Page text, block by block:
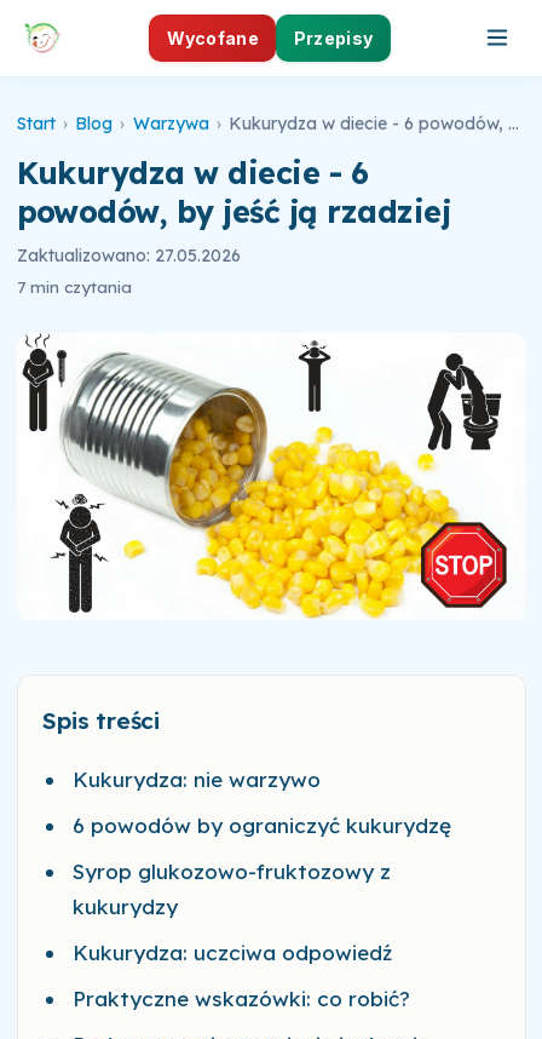
Wycofane Przepisy
Start › Blog › Warzywa › Kukurydza w diecie - 6 powodów, by jeść ją rzadziej
Kukurydza w diecie - 6
powodów, by jeść ją rzadziej
Zaktualizowano: 27.05.2026
7 min czytania
Spis treści
Kukurydza: nie warzywo
6 powodów by ograniczyć kukurydzę
Syrop glukozowo-fruktozowy z
kukurydzy
Kukurydza: uczciwa odpowiedź
Praktyczne wskazówki: co robić?